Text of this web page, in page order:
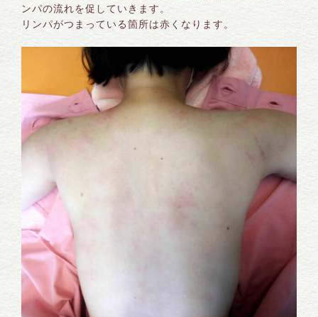
ンパの流れを促していきます。
リンパがつまっている箇所は赤くなります。